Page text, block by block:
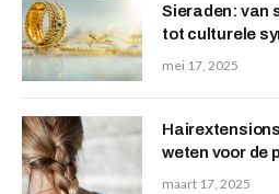
Sieraden: van
tot culturele
mei 17, 2025
weten voor de
maart 17, 2025